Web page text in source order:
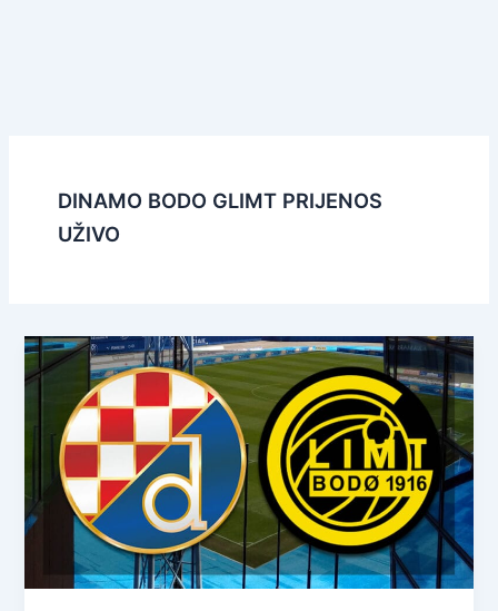
DINAMO BODO GLIMT PRIJENOS
UŽIVO